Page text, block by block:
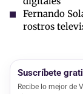
Fernando
rostros
Suscríbete
Recibe lo mejor de